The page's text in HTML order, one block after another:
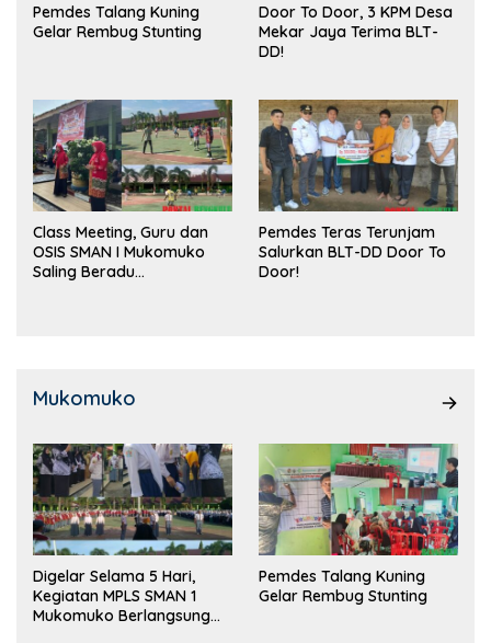
Pemdes Talang Kuning
Gelar Rembug Stunting
Door To Door, 3 KPM Desa
Mekar Jaya Terima BLT-
DD!
Class Meeting, Guru dan
OSIS SMAN I Mukomuko
Saling Beradu
Pemdes Teras Terunjam
Salurkan BLT-DD Door To
Door!
Mukomuko
Digelar Selama 5 Hari,
Kegiatan MPLS SMAN 1
Mukomuko Berlangsung
Pemdes Talang Kuning
Gelar Rembug Stunting